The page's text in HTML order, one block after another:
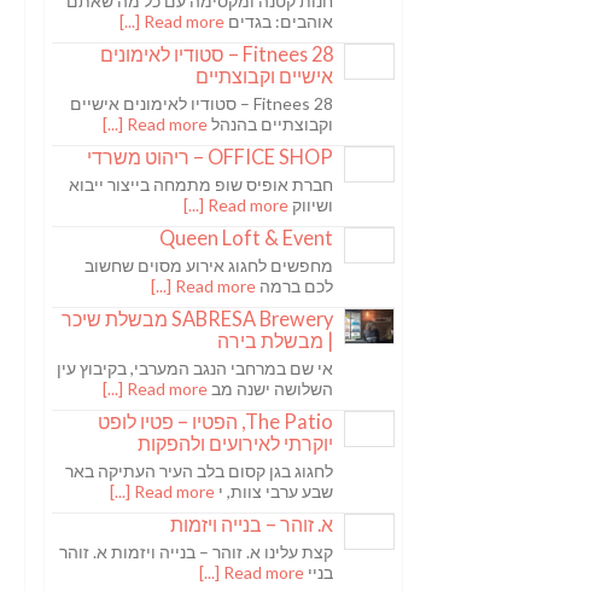
אוהבים: בגדים Read more [...]
Fitnees 28 – סטודיו לאימונים
אישיים וקבוצתיים
Fitnees 28 – סטודיו לאימונים אישיים
וקבוצתיים בהנהלRead more [...]
OFFICE SHOP – ריהוט משרדי
חברת אופיס שופ מתמחה בייצור ייבוא
ושיווק Read more [...]
Queen Loft & Event
מחפשים לחגוג אירוע מסוים שחשוב
לכם ברמה Read more [...]
SABRESA Brewery מבשלת שיכר
| מבשלת בירה
אי שם במרחבי הנגב המערבי, בקיבוץ עין
השלושה ישנה מב Read more [...]
The Patio, הפטיו – פטיו לופט
יוקרתי לאירועים ולהפקות
לחגוג בגן קסום בלב העיר העתיקה באר
שבע ערבי צוות, י Read more [...]
א. זוהר – בנייה ויזמות
קצת עלינו א. זוהר – בנייה ויזמות א. זוהר
בניי Read more [...]